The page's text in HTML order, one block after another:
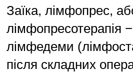
Заїка, лімфопрес,
лімфопресотерапія
лімфедеми
після складних